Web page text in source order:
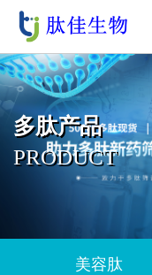
多肽产品
PRODUCT
美容肽